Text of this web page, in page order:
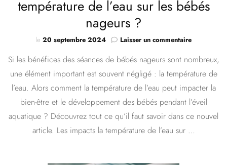
température de l’eau sur les bébés
nageurs ?
le 20 septembre 2024 Laisser un commentairesur
sont
les
impacts
de
la
température
de
l’eau
Si les bénéfices des séances de bébés nageurs sont nombreux,
une élément important est souvent négligé : la température de
l’eau. Alors comment la température de l’eau peut impacter la
bien-être et le développement des bébés pendant l’éveil
aquatique ? Découvrez tout ce qu’il faut savoir dans ce nouvel
article. Les impacts la température de l’eau sur …